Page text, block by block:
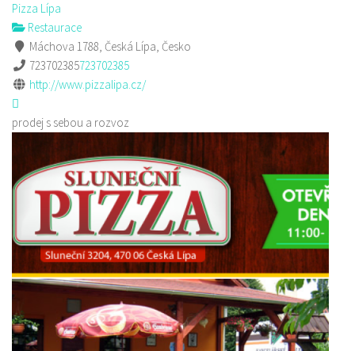
Pizza Lípa
Restaurace
Máchova 1788, Česká Lípa, Česko
723702385723702385
http://www.pizzalipa.cz/
prodej s sebou a rozvoz